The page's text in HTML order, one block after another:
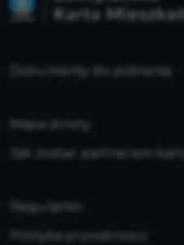
Dokumenty do pobrania
Mapa strony
Jak zostać partnerem karty
Regulamin
Polityka prywatności